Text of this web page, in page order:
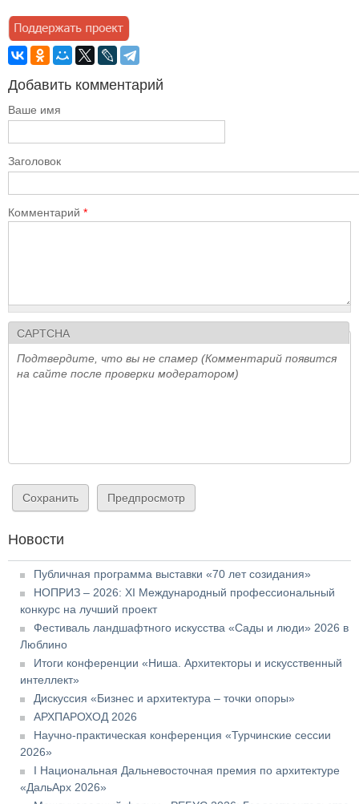
Добавить комментарий
Ваше имя
Заголовок
Комментарий *
CAPTCHA
Подтвердите, что вы не спамер (Комментарий появится
на сайте после проверки модератором)
Новости
Публичная программа выставки «70 лет созидания»
НОПРИЗ – 2026: XI Международный профессиональный
конкурс на лучший проект
Фестиваль ландшафтного искусства «Сады и люди» 2026 в
Люблино
Итоги конференции «Ниша. Архитекторы и искусственный
интеллект»
Дискуссия «Бизнес и архитектура – точки опоры»
АРХПАРОХОД 2026
Научно-практическая конференция «Турчинские сессии
2026»
I Национальная Дальневосточная премия по архитектуре
«ДальАрх 2026»